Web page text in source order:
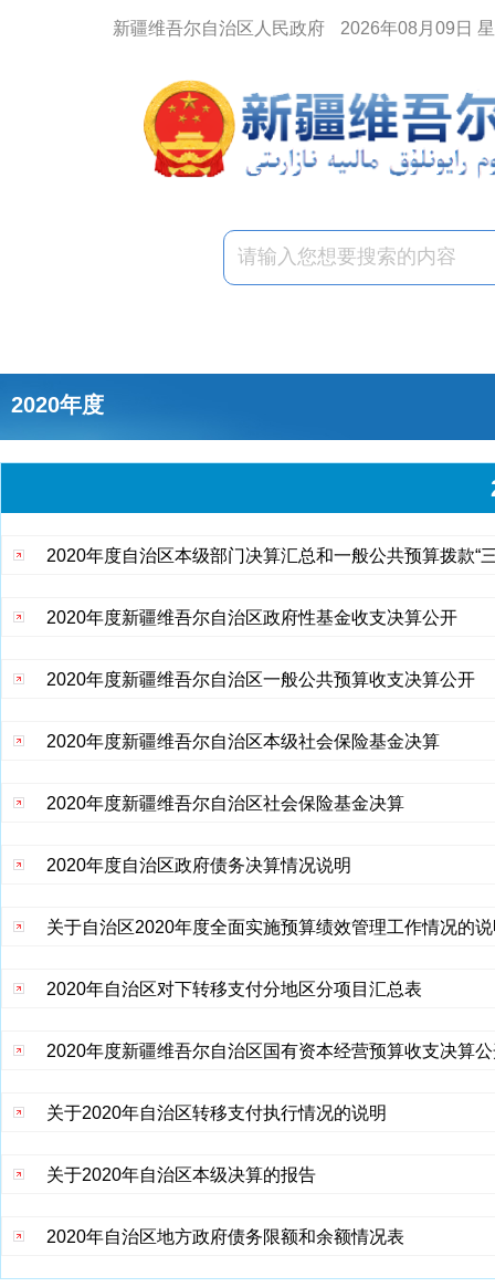
新疆维吾尔自治区人民政府 2026年08月09日
2020年度
2020年度自治区本级部门决算汇总和一般公共预算拨款“
2020年度新疆维吾尔自治区政府性基金收支决算公开
2020年度新疆维吾尔自治区一般公共预算收支决算公开
2020年度新疆维吾尔自治区本级社会保险基金决算
2020年度新疆维吾尔自治区社会保险基金决算
2020年度自治区政府债务决算情况说明
关于自治区2020年度全面实施预算绩效管理工作情况的
2020年自治区对下转移支付分地区分项目汇总表
2020年度新疆维吾尔自治区国有资本经营预算收支决算
关于2020年自治区转移支付执行情况的说明
关于2020年自治区本级决算的报告
2020年自治区地方政府债务限额和余额情况表